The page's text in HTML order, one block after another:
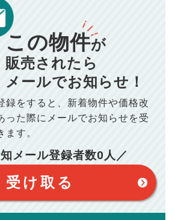
レーション計算結果
834
10,005 円
100,050 円
元利均等返済方式で試算しています。
、四捨五入にて計算しております。
はお借り入れの全期間で金利が変わらない設
の結果は、お借り入れを保証するものでは
ご利用された方の、いかなる損害について
万円
0
0万円
却価格が高い場合、譲渡所得税が発生する
詳しくは最寄りの税務署などにご確認く
はあくまでも概算であり、手残り金額を
ざいません。
住所変更登記の費用、引っ越し費用、住
返済の手数料等は含まれておりませんの
い。
格×3%＋6万円＋消費税）
この物件が
販売されたら
メールでお知らせ！
録をすると、 新着物件や価格改
った際に メールでお知らせを受
す。
メール登録者数0 人／
受け取る